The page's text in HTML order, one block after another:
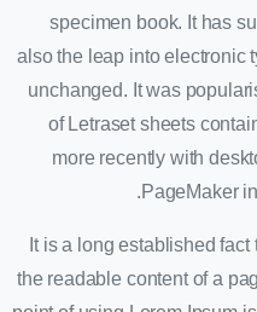
specimen book. It has
also the leap into electronic
unchanged. It was
of Letraset sheets
more recently with
PageMaker
It is a long established
the readable content of a